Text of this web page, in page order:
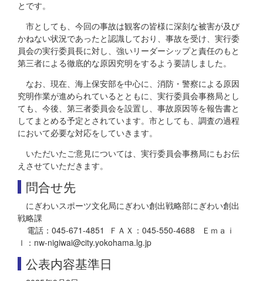
とです。
市としても、今回の事故は観客の皆様に深刻な被害が及び
かねない状況であったと認識しており、事故を受け、実行委
員会の実行委員長に対し、強いリーダーシップと責任のもと
第三者による徹底的な原因究明をするよう要請しました。
なお、現在、海上保安部を中心に、消防・警察による原因
究明作業が進められているとともに、実行委員会事務局とし
ても、今後、第三者委員会を設置し、事故原因等を報告書と
してまとめる予定とされています。市としても、調査の過程
において必要な対応をしていきます。
いただいたご意見については、実行委員会事務局にもお伝
えさせていただきます。
問合せ先
にぎわいスポーツ文化局にぎわい創出戦略部にぎわい創出
戦略課
電話：045-671-4851 ＦＡＸ：045-550-4688 Ｅｍａｉ
ｌ：nw-nigiwai@city.yokohama.lg.jp
公表内容基準日